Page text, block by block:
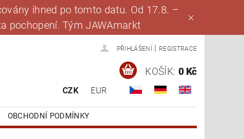
ihned po tomto datu. Od 17.8. –
pochopení. Tým JAWAmarkt
PŘIHLÁŠENÍ REGISTRACE
CZK EUR
KOŠÍK: 0 Kč
OBCHODNÍ PODMÍNKY